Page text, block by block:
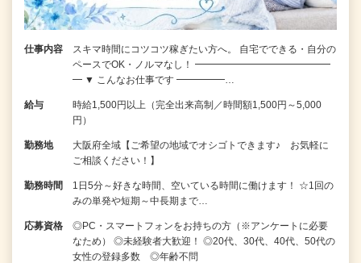
仕事内容
スキマ時間にコツコツ稼ぎたい方へ。 自宅でできる・自分の
ペースでOK・ノルマなし！ ━━━━━━━━━━━━━━
━ ▼ こんなお仕事です ━━━━━…
給与
時給1,500円以上（完全出来高制／時間額1,500円～5,000
円）
勤務地
大阪府全域【ご希望の地域でオシゴトできます♪ お気軽に
ご相談ください！】
勤務時間
1日5分～好きな時間、空いている時間に働けます！ ☆1回の
みの単発や短期～中長期まで…
応募資格
◎PC・スマートフォンをお持ちの方（※アンケートに必要
なため） ◎未経験者大歓迎！ ◎20代、30代、40代、50代の
女性の登録多数 ◎年齢不問